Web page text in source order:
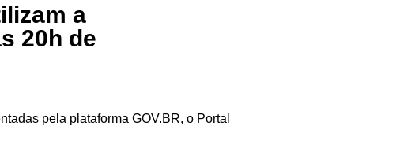
a
20h de
pela plataforma GOV.BR, o Portal